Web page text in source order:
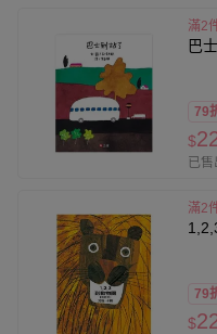
滿2
巴
79
$
已
滿2
79
$